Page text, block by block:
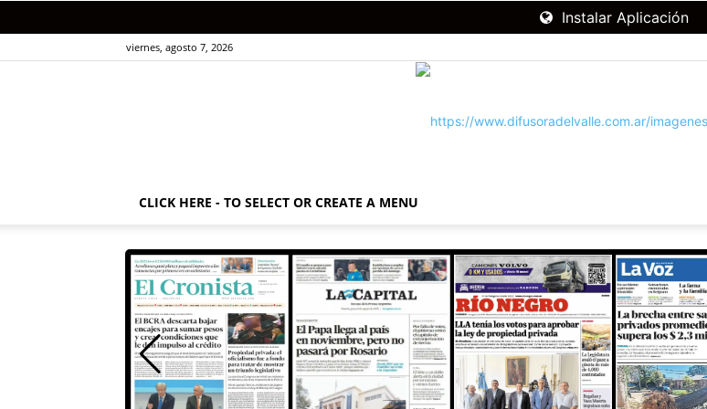
Instalar Aplicación
viernes, agosto 7, 2026
DIFUSORA
CLICK HERE - TO SELECT OR CREATE A MENU